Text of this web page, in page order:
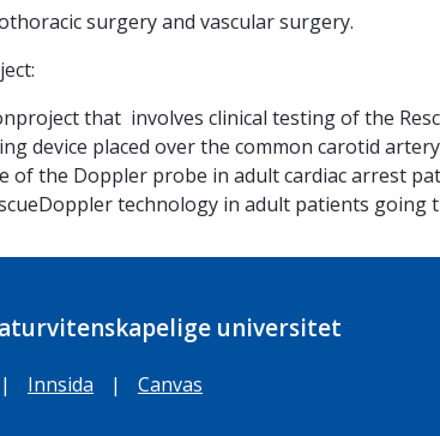
surgery and vascular surgery.
that involves clinical testing of the
device placed over the common carotid
of the Doppler probe in adult cardiac arrest
technology in adult patients going
universitet
| Innsida | Canvas